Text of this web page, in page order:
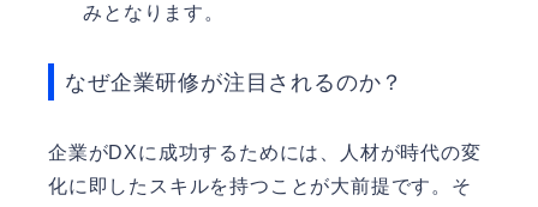
みとなります。
なぜ企業研修が注目されるのか？
企業がDXに成功するためには、人材が時代の変
化に即したスキルを持つことが大前提です。そ